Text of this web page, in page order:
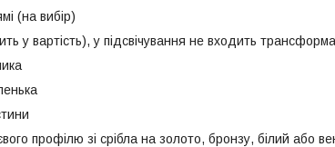
(на вибір)
у вартість), у підсвічування не входить
профілю зі срібла на золото, бронзу, білий або